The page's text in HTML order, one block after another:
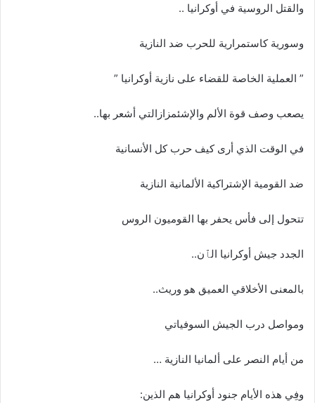
والقتل الروسية في أوكرانيا ..
وسورية كاستمرارية للحرب ضد النازية
” العملية الخاصة للقضاء على نازية أوكرانيا ”
يصعب وصف قوة الألم والإشئمزازالتي أشعر بها..
في الوقت الذي أرى كيف حرب كل الأنسانية
ضد القومية الإشتراكية الألمانية النازية
تتحول إلى فأس يحفر بها القوميون الروس
الجدد جيش أوكرانيا الٱن..
بالمعنى الأخلاقي العميق هو وريث..
ومواصل درب الجيش السوفياتي
من أيام النصر على ألمانيا النازية …
وفِي هذه الأيام جنود أوكرانيا هم الذين: